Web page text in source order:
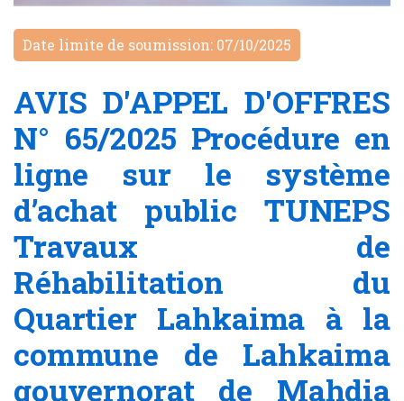
Date limite de soumission: 07/10/2025
AVIS D'APPEL D'OFFRES
N° 65/2025 Procédure en
ligne sur le système
d’achat public TUNEPS
Travaux de
Réhabilitation du
Quartier Lahkaima à la
commune de Lahkaima
gouvernorat de Mahdia